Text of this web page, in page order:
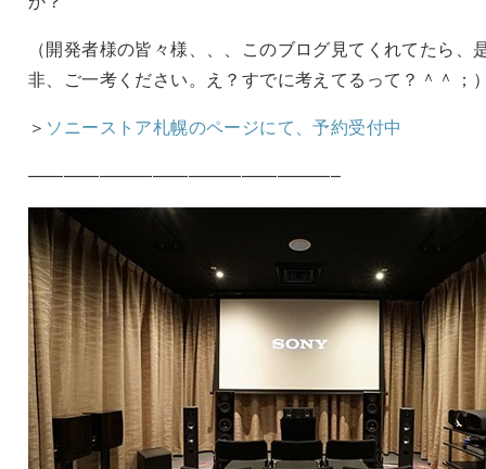
（開発者様の皆々様、、、このブログ見てくれてたら、
非、ご一考ください。え？すでに考えてるって？＾＾；
＞ ソニーストア札幌のページにて、予約受付中
—————————————————–